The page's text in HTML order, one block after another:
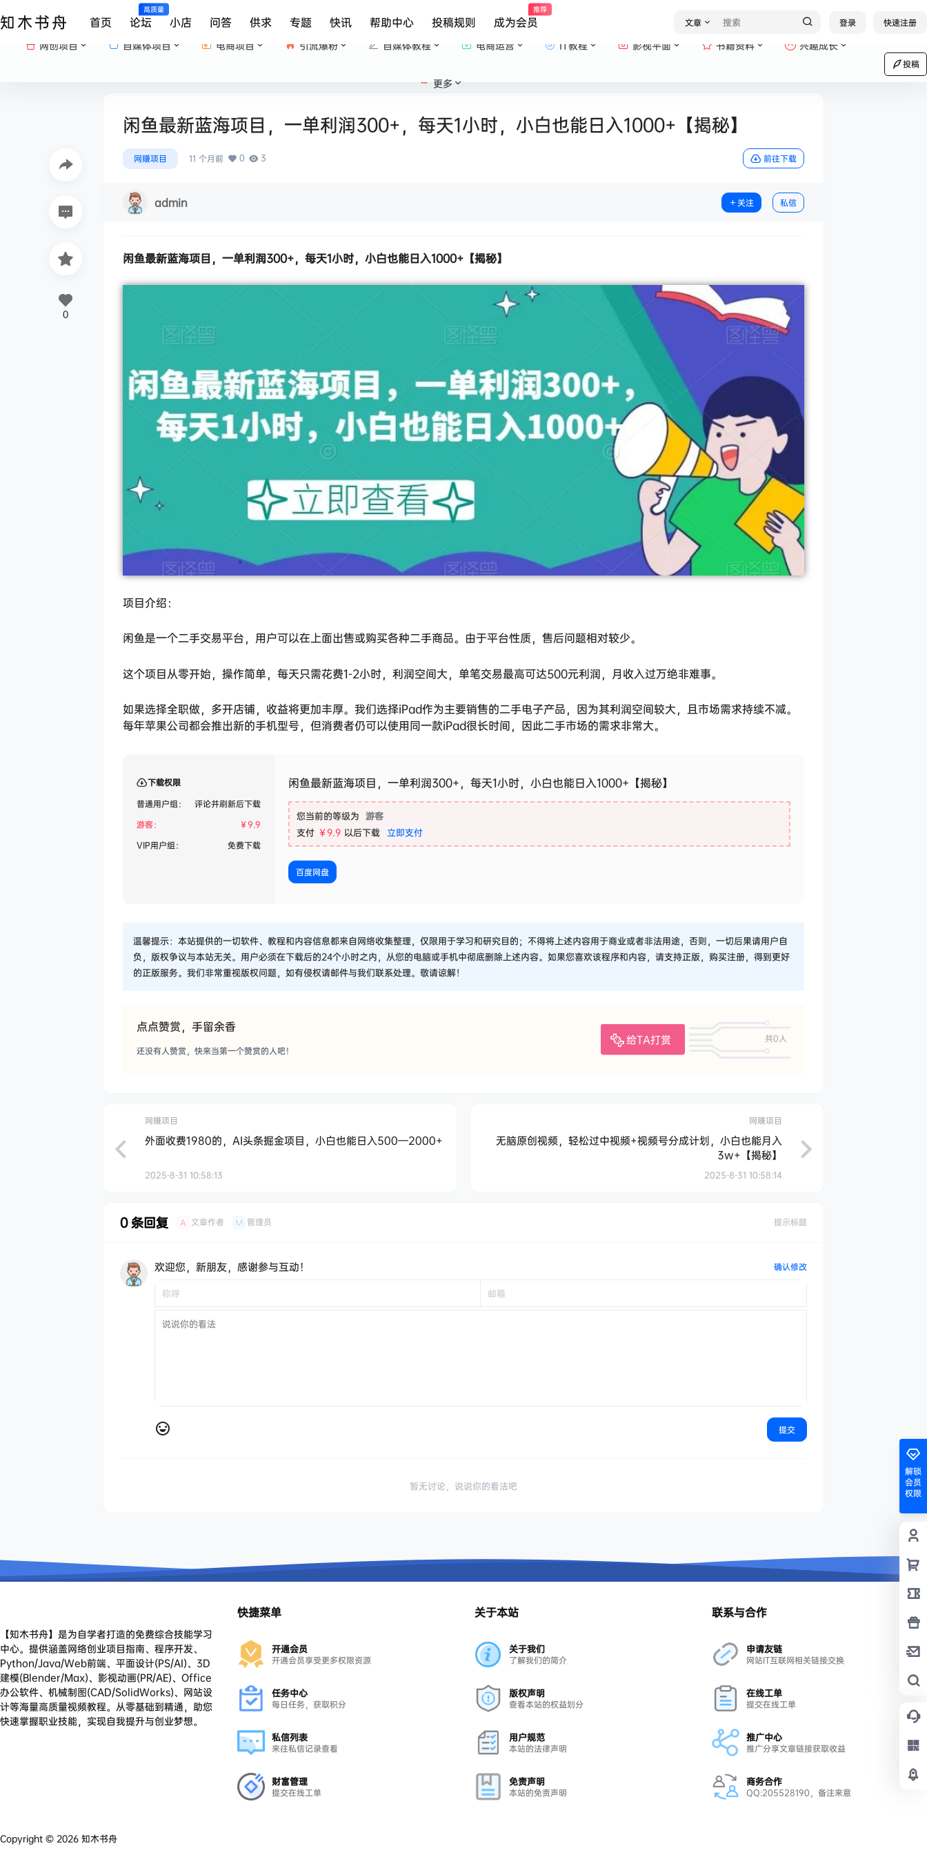
知木书舟 首页
高质量
论坛 小店 问答 供求 专题 快讯 帮助中心 投稿规则
推荐
成为会员 文章 登录 快速注册
网创项目 自媒体项目 电商项目 引流爆粉 自媒体教程 电商运营 IT教程 影视平面 书籍资料 兴趣成长
更多
投稿
闲鱼最新蓝海项目，一单利润300+，每天1小时，小白也能日入1000+【揭秘】
网赚项目 11 个月前 0 3 前往下载
admin 关注 私信
闲鱼最新蓝海项目，一单利润300+，每天1小时，小白也能日入1000+【揭秘】
项目介绍：
闲鱼是一个二手交易平台，用户可以在上面出售或购买各种二手商品。由于平台性质，售后问题相对较少。
这个项目从零开始，操作简单，每天只需花费1-2小时，利润空间大，单笔交易最高可达500元利润，月收入过万绝非难事。
如果选择全职做，多开店铺，收益将更加丰厚。我们选择iPad作为主要销售的二手电子产品，因为其利润空间较大，且市场需求持续不减。
每年苹果公司都会推出新的手机型号，但消费者仍可以使用同一款iPad很长时间，因此二手市场的需求非常大。
下载权限
普通用户组：
评论并刷新后下载
游客：
￥9.9
VIP用户组：
免费下载
闲鱼最新蓝海项目，一单利润300+，每天1小时，小白也能日入1000+【揭秘】
您当前的等级为 游客
支付 ￥9.9 以后下载 立即支付
百度网盘
温馨提示：本站提供的一切软件、教程和内容信息都来自网络收集整理，仅限用于学习和研究目的；不得将上述内容用于商业或者非法用途，否则，一切后果请用户自
负，版权争议与本站无关。用户必须在下载后的24个小时之内，从您的电脑或手机中彻底删除上述内容。如果您喜欢该程序和内容，请支持正版，购买注册，得到更好
的正版服务。我们非常重视版权问题，如有侵权请邮件与我们联系处理。敬请谅解！
点点赞赏，手留余香
给TA打赏
共0人
还没有人赞赏，快来当第一个赞赏的人吧！
0
网赚项目
外面收费1980的，AI头条掘金项目，小白也能日入500—2000+
2025-8-31 10:58:13
网赚项目
无脑原创视频，轻松过中视频+视频号分成计划，小白也能月入
3w+【揭秘】
2025-8-31 10:58:14
0 条回复 A 文章作者 M 管理员 提示标题
欢迎您，新朋友，感谢参与互动！ 确认修改
提交
暂无讨论，说说你的看法吧
解锁
会员
权限
【知木书舟】是为自学者打造的免费综合技能学习
中心。提供涵盖网络创业项目指南、程序开发、
Python/Java/Web前端、平面设计(PS/AI)、3D
建模(Blender/Max)、影视动画(PR/AE)、Office
办公软件、机械制图(CAD/SolidWorks)、网站设
计等海量高质量视频教程。从零基础到精通，助您
快速掌握职业技能，实现自我提升与创业梦想。
快捷菜单
开通会员
开通会员享受更多权限资源
任务中心
每日任务，获取积分
私信列表
来往私信记录查看
财富管理
提交在线工单
关于本站
关于我们
了解我们的简介
版权声明
查看本站的权益划分
用户规范
本站的法律声明
免责声明
本站的免责声明
联系与合作
申请友链
网站IT互联网相关链接交换
在线工单
提交在线工单
推广中心
推广分享文章链接获取收益
商务合作
QQ:205528190，备注来意
Copyright © 2026 知木书舟